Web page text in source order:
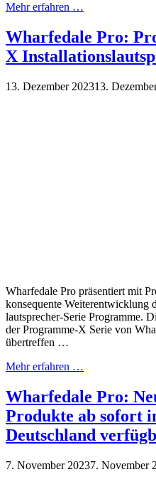
Mehr erfahren …
Wharfedale Pro:
X
13. Dezember 202313.
Wharfedale Pro präsentiert mit
konsequente Weiterentwicklung
lautsprecher-Serie Programme.
der Programme-X Serie von
übertreffen …
Mehr erfahren …
Wharfedale Pro:
Produkte ab sofort
Deutschland
7. November 20237. November